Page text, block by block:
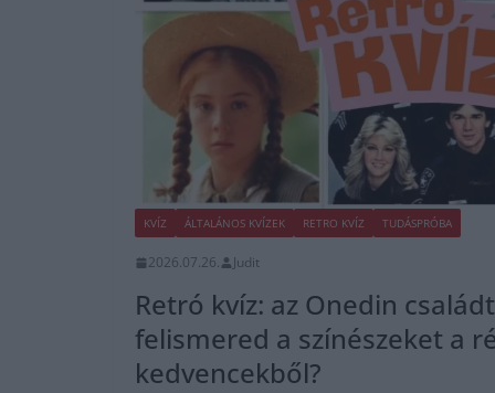
KVÍZ ÁLTALÁNOS KVÍZEK RETRO KVÍZ TUDÁSPRÓBA
2026.07.26. Judit
Retró kvíz: az Onedin
felismered a színészeket a
kedvencekből?